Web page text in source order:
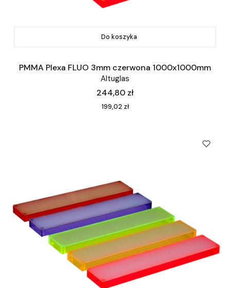
Do koszyka
PMMA Plexa FLUO 3mm czerwona 1000x1000mm
Altuglas
Cena
244,80 zł
Cena
199,02 zł